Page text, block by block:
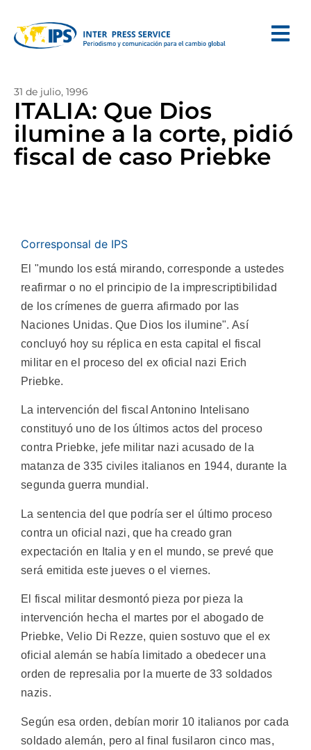
31 de julio, 1996
ITALIA: Que Dios
ilumine a la corte, pidió
fiscal de caso Priebke
Corresponsal de IPS
El "mundo los está mirando, corresponde a ustedes
reafirmar o no el principio de la imprescriptibilidad
de los crímenes de guerra afirmado por las
Naciones Unidas. Que Dios los ilumine". Así
concluyó hoy su réplica en esta capital el fiscal
militar en el proceso del ex oficial nazi Erich
Priebke.
La intervención del fiscal Antonino Intelisano
constituyó uno de los últimos actos del proceso
contra Priebke, jefe militar nazi acusado de la
matanza de 335 civiles italianos en 1944, durante la
segunda guerra mundial.
La sentencia del que podría ser el último proceso
contra un oficial nazi, que ha creado gran
expectación en Italia y en el mundo, se prevé que
será emitida este jueves o el viernes.
El fiscal militar desmontó pieza por pieza la
intervención hecha el martes por el abogado de
Priebke, Velio Di Rezze, quien sostuvo que el ex
oficial alemán se había limitado a obedecer una
orden de represalia por la muerte de 33 soldados
nazis.
Según esa orden, debían morir 10 italianos por cada
soldado alemán, pero al final fusilaron cinco mas,